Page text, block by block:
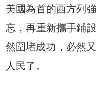
美國為首的西方列
忘，再重新攜手鋪
然圍堵成功，必然
人民了。